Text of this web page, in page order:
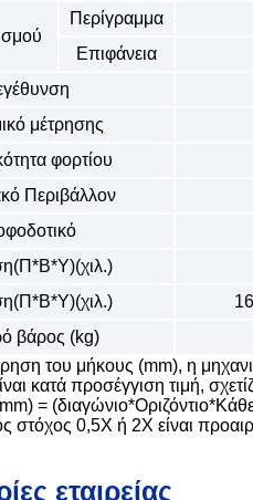
Περίγραμμα
Επιφάνεια
μέτρησης
φορτίου
Περιβάλλον
βάρος (kg)
του μήκους (mm), η
κατά προσέγγιση τιμή,
=
στόχος 0,5X ή 2X είναι
εταιρείας